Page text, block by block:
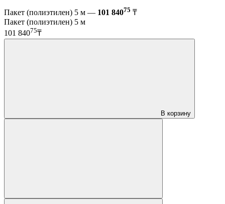
Пакет (полиэтилен) 5 м — 101 84075 ₸
Пакет (полиэтилен) 5 м
101 84075₸
В корзину